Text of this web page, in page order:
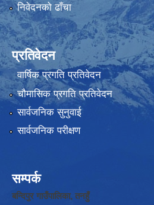
निवेदनको ढाँचा
प्रतिवेदन
वार्षिक प्रगति प्रतिवेदन
चौमासिक प्रगति प्रतिवेदन
सार्वजनिक सुनुवाई
सार्वजनिक परीक्षण
सम्पर्क
बन्दिपुर गाउँपालिका, तनहुँ